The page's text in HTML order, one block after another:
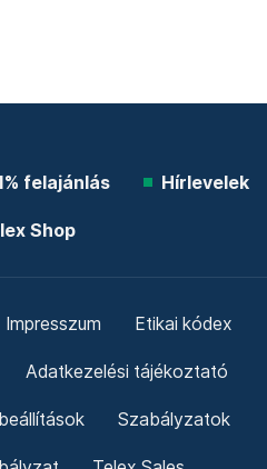
felajánlás Hírlevelek
Shop
Impresszum Etikai kódex
Adatkezelési tájékoztató
Szabályzatok